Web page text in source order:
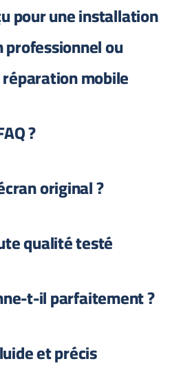
pour une installation
ou
mobile
? FAQ
? Est-ce un écran original
? Le tactile fonctionne-t-il parfaitement